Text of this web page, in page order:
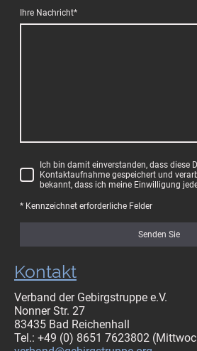
Ihre Nachricht*
Ich bin damit einverstanden, dass diese
Kontaktaufnahme gespeichert und
bekannt, dass ich meine Einwilligung
* Kennzeichnet erforderliche Felder
Senden Sie
Kontakt
Verband der Gebirgstruppe e.V.
Nonner Str. 27
83435 Bad Reichenhall
Tel.: +49 (0) 8651 7623802